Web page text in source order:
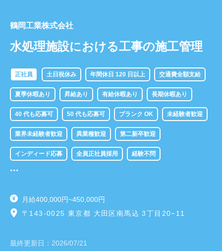
鶴岡工業株式会社
水処理施設における工事の施工管理
正社員 土日祝休み 年間休日 120 日以上 交通費全額支給
夏季休暇あり 昇給あり 有給休暇あり 長期休暇あり
40 代も応募可 50 代も応募可 ブランク OK 未経験者歓迎
業界未経験者歓迎 異業種歓迎 第二新卒歓迎
インディード応募 全員正社員採用 経験不問
...
月給400,000円~450,000円
〒143-0025 東京都 大田区南馬込 3丁目20−11
最終更新日： 2026/07/21